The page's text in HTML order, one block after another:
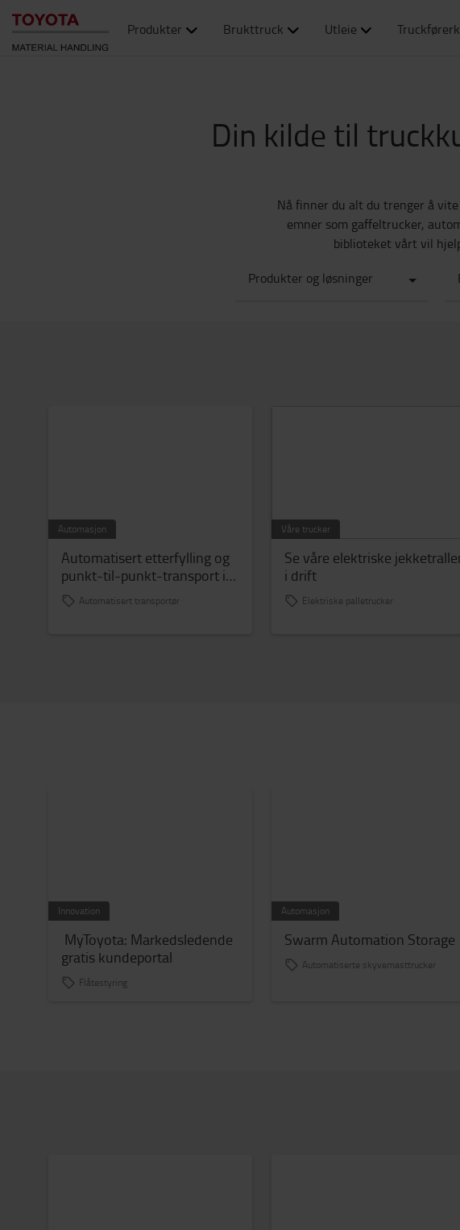
Produkter Brukttruck Utleie
Din kilde til
Nå finner du alt du trenger å
emner som gaffeltrucker,
biblioteket vårt vil
Produkter og løsninger
Automasjon
Automatisert etterfylling og
punkt-til-punkt-transport i
produksjonen
Automatisert transportør
Våre trucker
Se våre elektriske
i drift
Elektriske palletrucker
Innovation
MyToyota: Markedsledende
gratis kundeportal
Flåtestyring
Automasjon
Swarm Automation Storage
Automatiserte skyvemasttrucker